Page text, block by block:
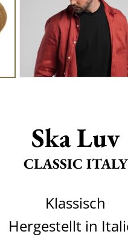
Ska Luv
CLASSIC ITALY
Klassisch
Hergestellt in